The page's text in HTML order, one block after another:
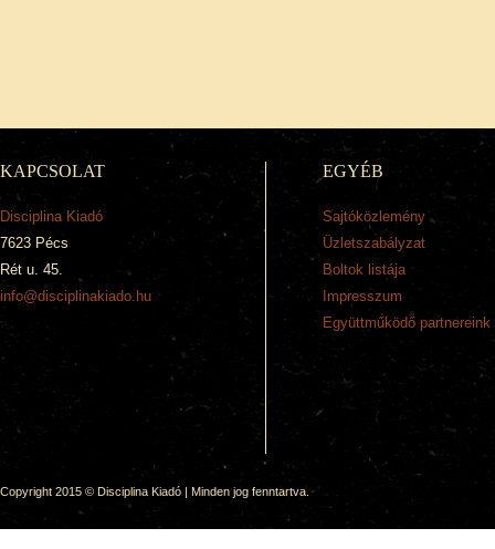
KAPCSOLAT
Disciplina Kiadó
7623 Pécs
Rét u. 45.
info@disciplinakiado.hu
EGYÉB
Sajtóközlemény
Üzletszabályzat
Boltok listája
Impresszum
Együttműködő partnereink
Copyright 2015 © Disciplina Kiadó | Minden jog fenntartva.